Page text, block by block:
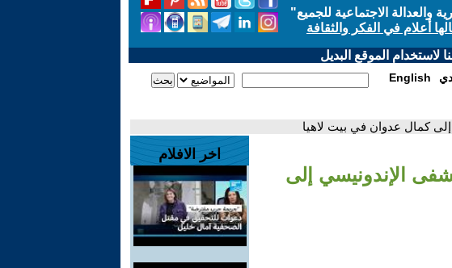
الاجتماعية للجميع"
أعلام في الفكر والثقافة
لاستخدام الموقع البديل
English
كمال عدوان في بيت لاهيا
الإندونيسي إلى
اخر الافلام